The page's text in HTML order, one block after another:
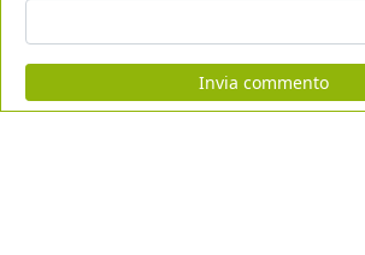
Invia commento